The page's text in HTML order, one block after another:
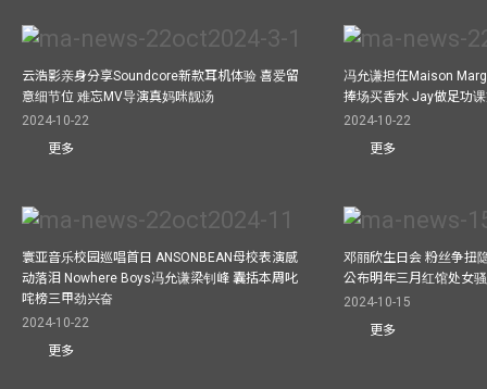
云浩影亲身分享Soundcore新款耳机体验 喜爱留
意细节位 难忘MV导演真妈咪靓汤
2024-10-22
更多
冯允谦担任Maison
捧场买香水 Jay做足功
2024-10-22
更多
寰亚音乐校园巡唱首日 ANSONBEAN母校表演感
动落泪 Nowhere Boys冯允谦梁钊峰 囊括本周叱
咤榜三甲劲兴奋
2024-10-22
更多
邓丽欣生日会 粉丝争扭
公布明年三月红馆处女
2024-10-15
更多